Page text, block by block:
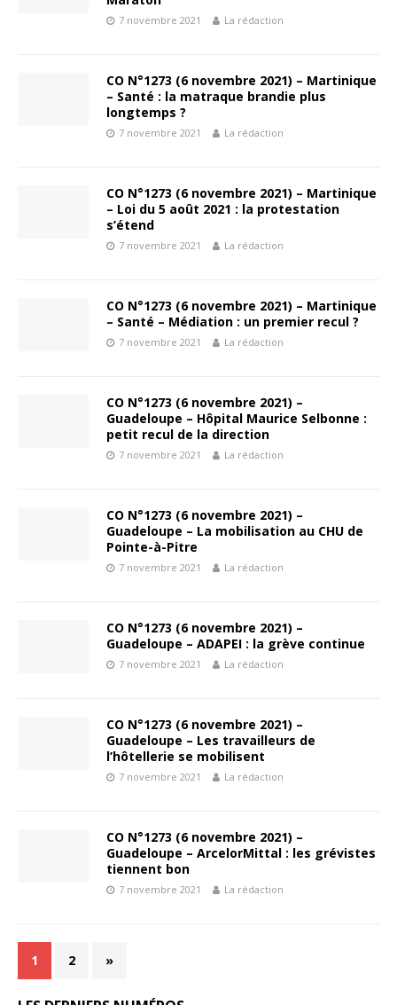
7 novembre 2021 La rédaction
CO N°1273 (6 novembre 2021) – Martinique
– Santé : la matraque brandie plus
longtemps ?
7 novembre 2021 La rédaction
CO N°1273 (6 novembre 2021) – Martinique
– Loi du 5 août 2021 : la protestation
s’étend
7 novembre 2021 La rédaction
CO N°1273 (6 novembre 2021) – Martinique
– Santé – Médiation : un premier recul ?
7 novembre 2021 La rédaction
CO N°1273 (6 novembre 2021) –
Guadeloupe – Hôpital Maurice Selbonne :
petit recul de la direction
7 novembre 2021 La rédaction
CO N°1273 (6 novembre 2021) –
Guadeloupe – La mobilisation au CHU de
Pointe-à-Pitre
7 novembre 2021 La rédaction
CO N°1273 (6 novembre 2021) –
Guadeloupe – ADAPEI : la grève continue
7 novembre 2021 La rédaction
CO N°1273 (6 novembre 2021) –
Guadeloupe – Les travailleurs de
l’hôtellerie se mobilisent
7 novembre 2021 La rédaction
CO N°1273 (6 novembre 2021) –
Guadeloupe – ArcelorMittal : les grévistes
tiennent bon
7 novembre 2021 La rédaction
1 2 »